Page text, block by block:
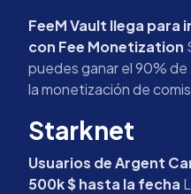
FeeM Vault llega para
con Fee Monetization
puedes ganar el 90%
la monetización de
Starknet
Usuarios de Argent
500k $ hasta la fecha